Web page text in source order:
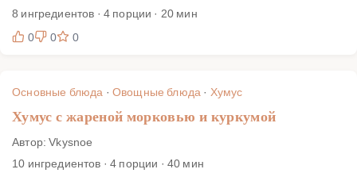
8 ингредиентов · 4 порции · 20 мин
0
0 0
Основные блюда · Овощные блюда · Хумус
Хумус с жареной морковью и куркумой
Автор: Vkysnoe
10 ингредиентов · 4 порции · 40 мин